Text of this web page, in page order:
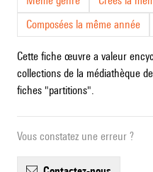
Composées la même année
Cette fiche œuvre a valeur
collections de la médiathèque
fiches "partitions".
Vous constatez une erreur ?